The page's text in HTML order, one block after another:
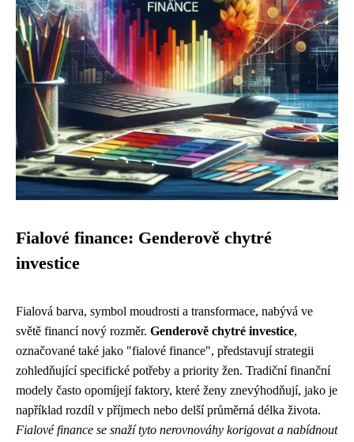
Fialové finance: Genderově chytré
investice
Fialová barva, symbol moudrosti a transformace, nabývá ve
světě financí nový rozměr. Genderově chytré investice,
označované také jako "fialové finance", představují strategii
zohledňující specifické potřeby a priority žen. Tradiční finanční
modely často opomíjejí faktory, které ženy znevýhodňují, jako je
například rozdíl v příjmech nebo delší průměrná délka života.
Fialové finance se snaží tyto nerovnováhy korigovat a nabídnout